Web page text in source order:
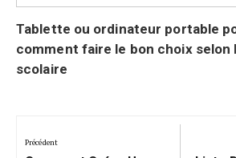
Tablette ou ordinateur portable
comment faire le bon choix selon
scolaire
de
Précédent